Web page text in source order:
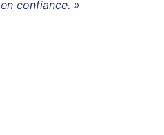
confiance. »